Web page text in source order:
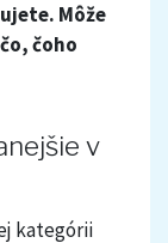
Môže
čoho
v
kategórii